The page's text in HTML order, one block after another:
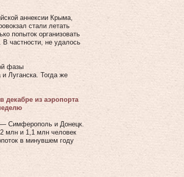
аннексии Крыма,
стали летать
попыток организовать
частности, не удалось
фазы
Луганска. Тогда же
из аэропорта
— Симферополь и Донецк.
млн и 1,1 млн человек
в минувшем году